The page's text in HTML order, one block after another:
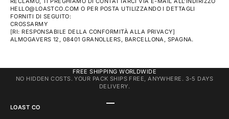
HELLO@LOASTCO.COM O PER POSTA UTILIZZANDO I DETTAGLI
FORNITI DI SEGUITO:
CROSSARMY
[RI: RESPONSABILE DELLA CONFORMITÀ ALLA PRIVACY]
ALMOGAVERS 12, 08401 GRANOLLERS, BARCELLONA, ​​SPAGNA.
FREE SHIPPING WORLDWIDE
NO HIDDEN COSTS. YOUR PACK SHIPS FREE, ANYWHERE. 3-5 DAYS
DELIVERY.
VAI ALL'ARTICOLO 1
LOAST CO